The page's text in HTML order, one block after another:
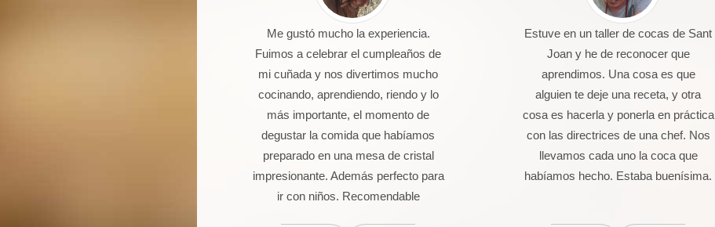
Me gustó mucho la experiencia.
Fuimos a celebrar el cumpleaños de
mi cuñada y nos divertimos mucho
cocinando, aprendiendo, riendo y lo
más importante, el momento de
degustar la comida que habíamos
preparado en una mesa de cristal
impresionante. Además perfecto para
ir con niños. Recomendable
Estuve en un taller de cocas de Sant
Joan y he de reconocer que
aprendimos. Una cosa es que
alguien te deje una receta, y otra
cosa es hacerla y ponerla en práctica
con las directrices de una chef. Nos
llevamos cada uno la coca que
habíamos hecho. Estaba buenísima.